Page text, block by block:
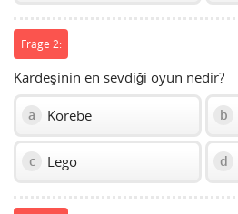
Frage 2:
Kardeşinin en sevdiği oyun nedir?
a Körebe b
c Lego d